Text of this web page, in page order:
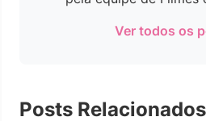
Ver todos os
Posts Relacionados